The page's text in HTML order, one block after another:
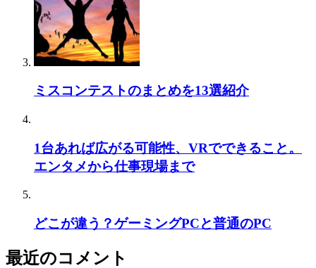
ミスコンテストのまとめを13選紹介
1台あれば広がる可能性、VRでできること。
エンタメから仕事現場まで
どこが違う？ゲーミングPCと普通のPC
最近のコメント